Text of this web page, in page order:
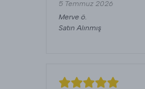
5 Temmuz 2026
Merve ö.
Satın Alınmış